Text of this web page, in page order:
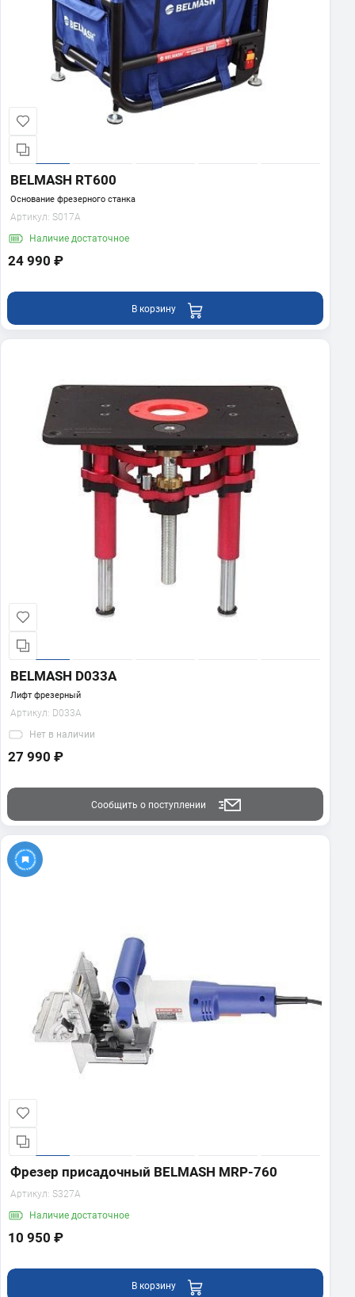
BELMASH RT600
Основание фрезерного станка
Артикул: S017A
Наличие достаточное
24 990 ₽
В корзину
BELMASH D033A
Лифт фрезерный
Артикул: D033A
Нет в наличии
27 990 ₽
Сообщить о поступлении
Фрезер присадочный BELMASH MRP-760
Артикул: S327A
Наличие достаточное
10 950 ₽
В корзину